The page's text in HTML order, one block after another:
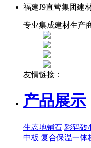
福建J9直营集团建
专业集成建材生产
友情链接：
产品展示
生态地铺石 彩码砖
中板 复合保温一体